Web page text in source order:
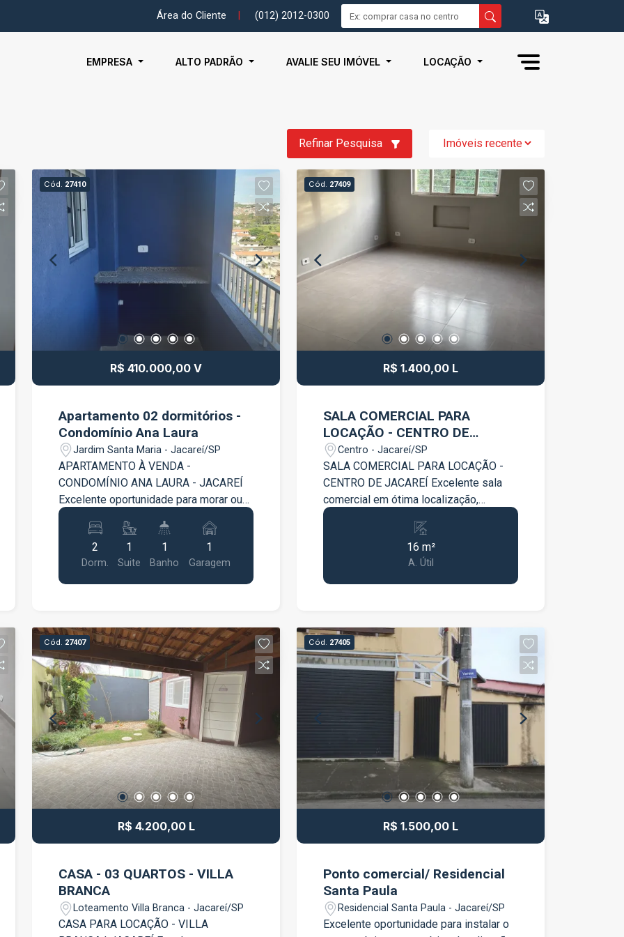
Área do Cliente (012) 2012-0300
EMPRESA ALTO PADRÃO AVALIE SEU IMÓVEL LOCAÇÃO
Refinar Pesquisa
Cód. 27410
R$ 410.000,00 V
Apartamento 02 dormitórios -
Condomínio Ana Laura
Jardim Santa Maria - Jacareí/SP
APARTAMENTO À VENDA -
CONDOMÍNIO ANA LAURA - JACAREÍ
Excelente oportunidade para morar ou
investir em uma das regiões mais
valorizadas de Jacareí. Este belo
apartamento no Condomínio Ana Laura
conta com: 2 dormitórios, sendo 1 suíte
Sala ampla Sacada com linda vista
iluminados O imóvel oferece conforto,
praticidade e uma vista agradável, ideal
para quem busca qualidade de vida e
tranquilidade no dia a dia. Condomínio
com ótima localização, próximo a
comércios, escolas, supermercados e
com fácil acesso às principais vias da
cidade. Entre em contato para mais
informações e agende sua visita.
2
Dorm.
1
Suite
1
Banho
1
Garagem
Cód. 27409
R$ 1.400,00 L
SALA COMERCIAL PARA
LOCAÇÃO - CENTRO DE
JACAREÍ
Centro - Jacareí/SP
SALA COMERCIAL PARA LOCAÇÃO -
CENTRO DE JACAREÍ Excelente sala
comercial em ótima localização,
próxima ao Shopping de Jacareí, ideal
para escritório, consultório ou diversos
tipos de comércio. Ambiente amplo
Ótima localização Fácil acesso Região
com grande fluxo de pessoas e
negócio! Agende já sua visita!!!
16 m²
A. Útil
Cód. 27407
R$ 4.200,00 L
CASA - 03 QUARTOS - VILLA
BRANCA
Loteamento Villa Branca - Jacareí/SP
CASA PARA LOCAÇÃO - VILLA
Cód. 27405
R$ 1.500,00 L
Ponto comercial/ Residencial
Santa Paula
Residencial Santa Paula - Jacareí/SP
Excelente oportunidade para instalar o